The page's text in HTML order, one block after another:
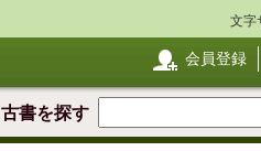
文字
会員登録
古書を探す